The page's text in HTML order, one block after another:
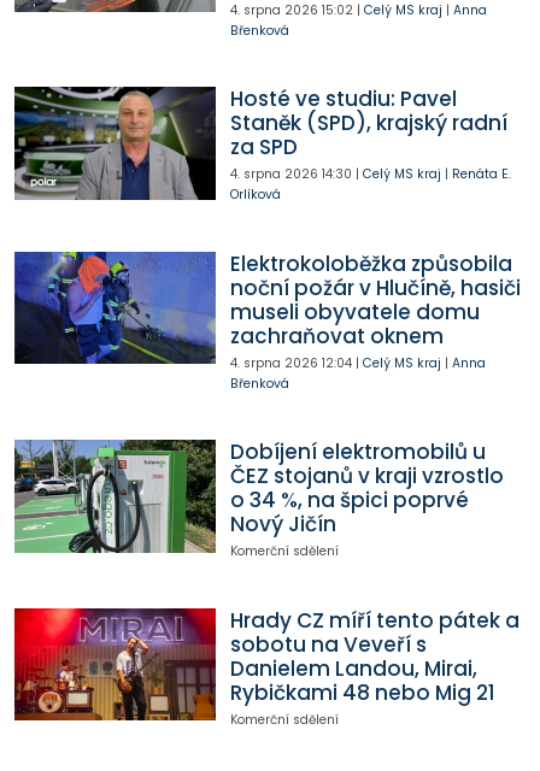
4. srpna 2026 15:02| Celý MS kraj | Anna
Břenková
Hosté ve studiu: Pavel
Staněk (SPD), krajský radní
za SPD
4. srpna 2026 14:30 | Celý MS kraj | Renáta E.
Orlíková
Elektrokoloběžka způsobila
noční požár v Hlučíně, hasiči
museli obyvatele domu
zachraňovat oknem
4. srpna 2026 12:04| Celý MS kraj | Anna
Břenková
Dobíjení elektromobilů u
ČEZ stojanů v kraji vzrostlo
o 34 %, na špici poprvé
Nový Jičín
Komerční sdělení
Hrady CZ míří tento pátek a
sobotu na Veveří s
Danielem Landou, Mirai,
Rybičkami 48 nebo Mig 21
Komerční sdělení